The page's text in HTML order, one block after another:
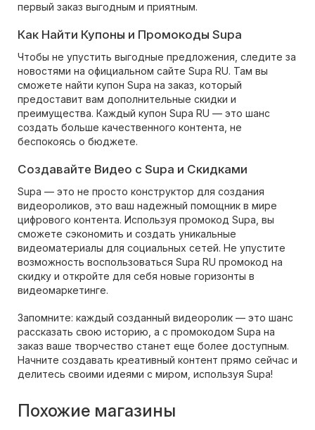
первый заказ выгодным и приятным.
Как Найти Купоны и Промокоды Supa
Чтобы не упустить выгодные предложения, следите за
новостями на официальном сайте Supa RU. Там вы
сможете найти купон Supa на заказ, который
предоставит вам дополнительные скидки и
преимущества. Каждый купон Supa RU — это шанс
создать больше качественного контента, не
беспокоясь о бюджете.
Создавайте Видео с Supa и Скидками
Supa — это не просто конструктор для создания
видеороликов, это ваш надежный помощник в мире
цифрового контента. Используя промокод Supa, вы
сможете сэкономить и создать уникальные
видеоматериалы для социальных сетей. Не упустите
возможность воспользоваться Supa RU промокод на
скидку и откройте для себя новые горизонты в
видеомаркетинге.
Запомните: каждый созданный видеоролик — это шанс
рассказать свою историю, а с промокодом Supa на
заказ ваше творчество станет еще более доступным.
Начните создавать креативный контент прямо сейчас и
делитесь своими идеями с миром, используя Supa!
Похожие магазины